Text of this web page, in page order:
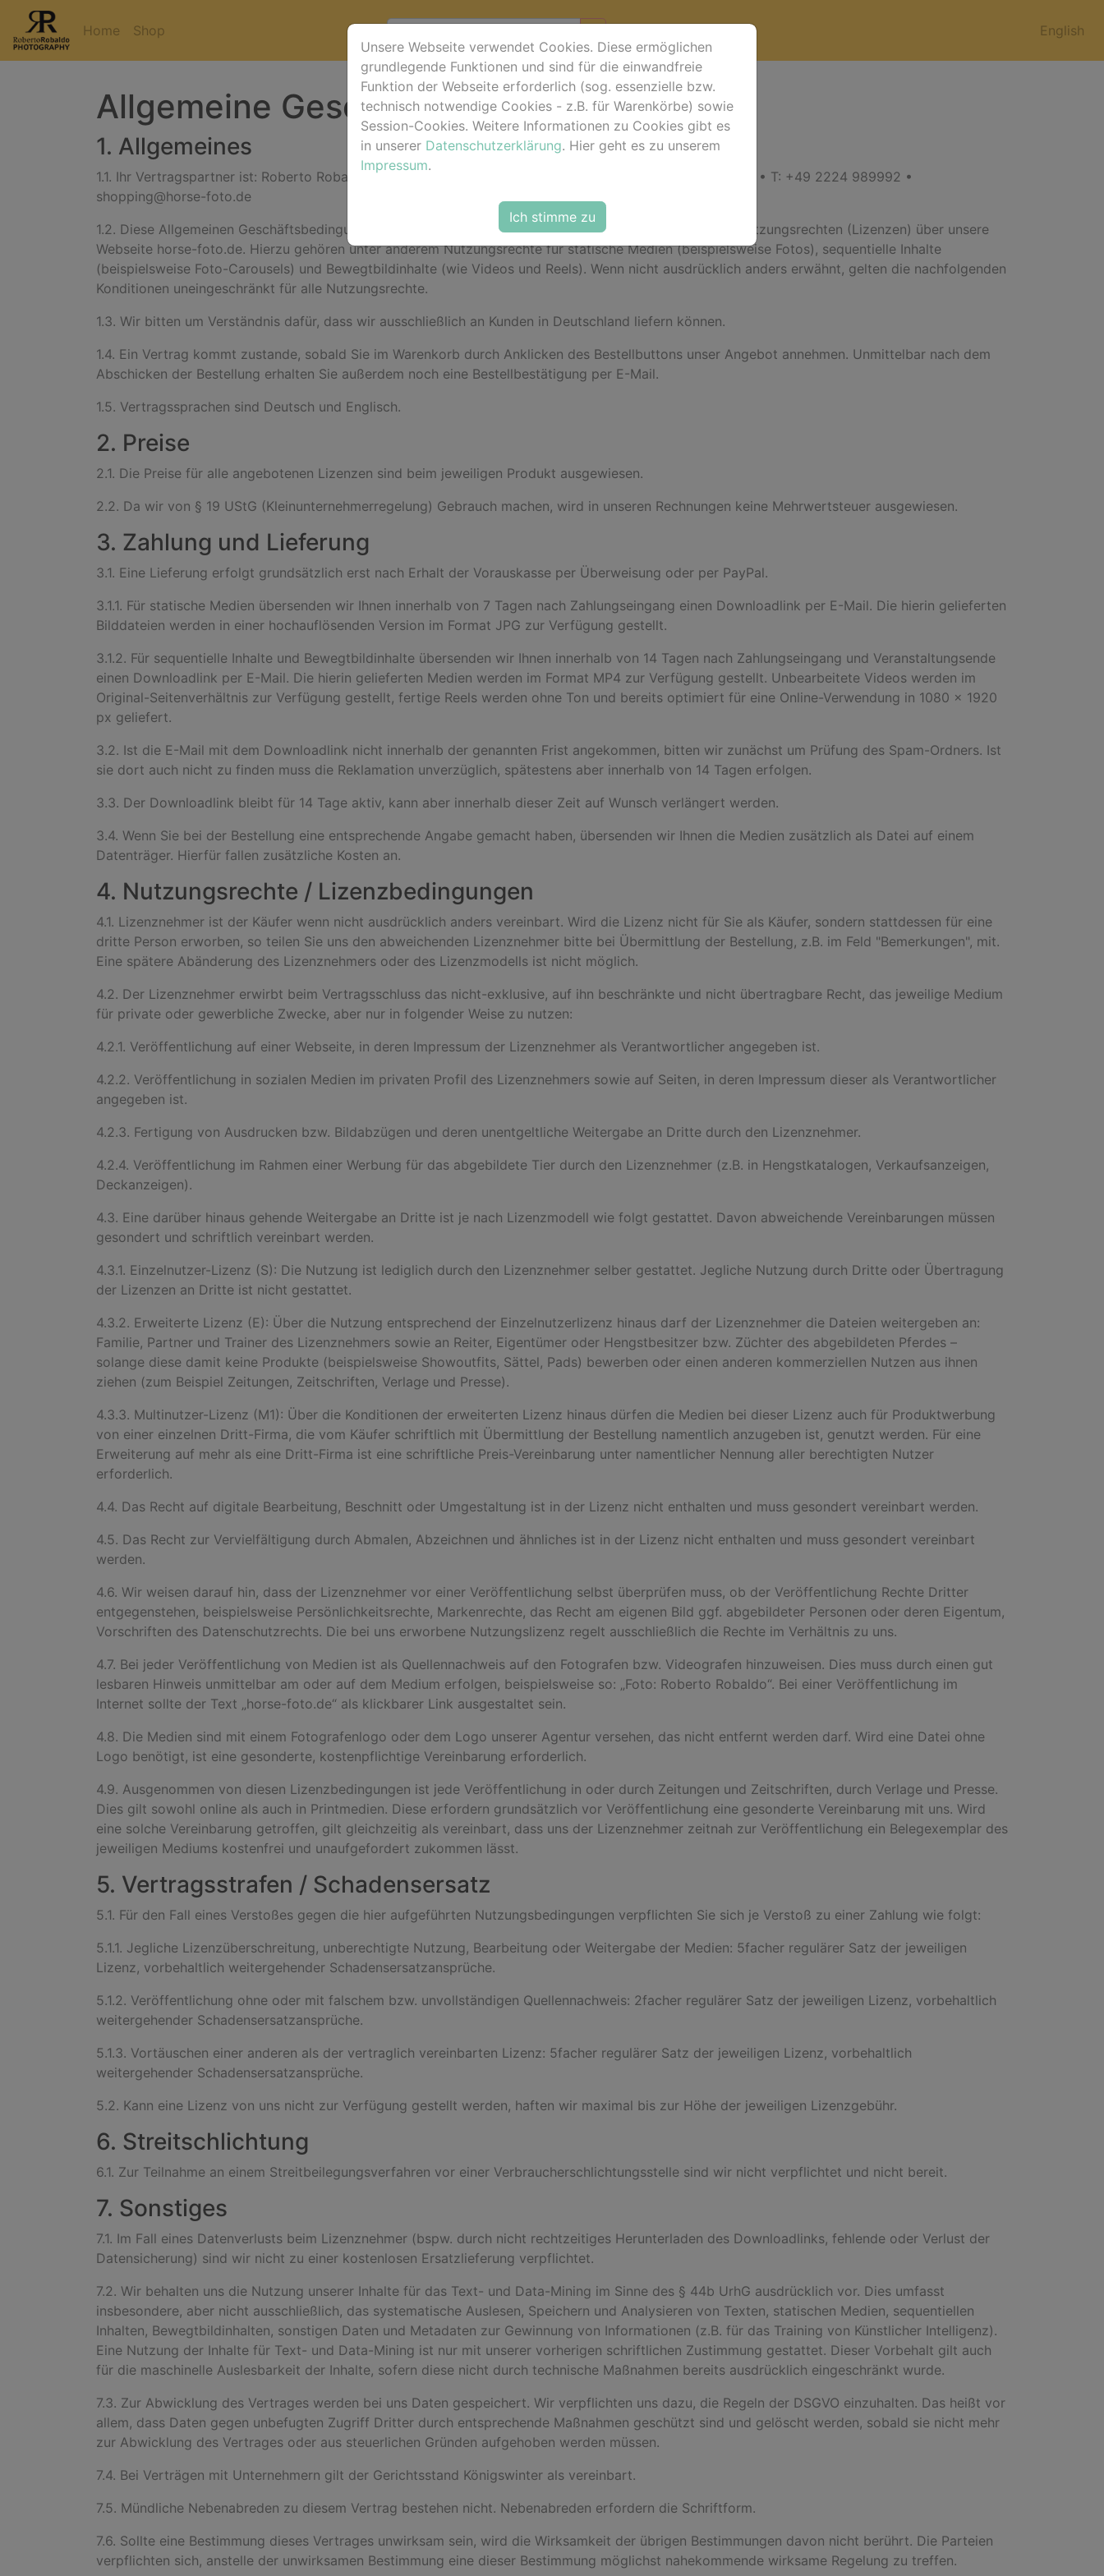
Home Shop English
Allgemeine Geschäftsbedingungen (AGB)
1. Allgemeines
1.1. Ihr Vertragspartner ist: Roberto Robaldo • Aegidienberger Str. 33 • 53604 Bad Honnef - Aegidienberg • T: +49 2224 989992 •
shopping@horse-foto.de
1.2. Diese Allgemeinen Geschäftsbedingungen (im Folgenden AGB genannt) gelten für den Verkauf von Nutzungsrechten (Lizenzen) über unsere
Webseite horse-foto.de. Hierzu gehören unter anderem Nutzungsrechte für statische Medien (beispielsweise Fotos), sequentielle Inhalte
(beispielsweise Foto-Carousels) und Bewegtbildinhalte (wie Videos und Reels). Wenn nicht ausdrücklich anders erwähnt, gelten die nachfolgenden
Konditionen uneingeschränkt für alle Nutzungsrechte.
1.3. Wir bitten um Verständnis dafür, dass wir ausschließlich an Kunden in Deutschland liefern können.
1.4. Ein Vertrag kommt zustande, sobald Sie im Warenkorb durch Anklicken des Bestellbuttons unser Angebot annehmen. Unmittelbar nach dem
Abschicken der Bestellung erhalten Sie außerdem noch eine Bestellbestätigung per E-Mail.
1.5. Vertragssprachen sind Deutsch und Englisch.
2. Preise
2.1. Die Preise für alle angebotenen Lizenzen sind beim jeweiligen Produkt ausgewiesen.
2.2. Da wir von § 19 UStG (Kleinunternehmerregelung) Gebrauch machen, wird in unseren Rechnungen keine Mehrwertsteuer ausgewiesen.
3. Zahlung und Lieferung
3.1. Eine Lieferung erfolgt grundsätzlich erst nach Erhalt der Vorauskasse per Überweisung oder per PayPal.
3.1.1. Für statische Medien übersenden wir Ihnen innerhalb von 7 Tagen nach Zahlungseingang einen Downloadlink per E-Mail. Die hierin gelieferten
Bilddateien werden in einer hochauflösenden Version im Format JPG zur Verfügung gestellt.
3.1.2. Für sequentielle Inhalte und Bewegtbildinhalte übersenden wir Ihnen innerhalb von 14 Tagen nach Zahlungseingang und Veranstaltungsende
einen Downloadlink per E-Mail. Die hierin gelieferten Medien werden im Format MP4 zur Verfügung gestellt. Unbearbeitete Videos werden im
Original-Seitenverhältnis zur Verfügung gestellt, fertige Reels werden ohne Ton und bereits optimiert für eine Online-Verwendung in 1080 x 1920
px geliefert.
3.2. Ist die E-Mail mit dem Downloadlink nicht innerhalb der genannten Frist angekommen, bitten wir zunächst um Prüfung des Spam-Ordners. Ist
sie dort auch nicht zu finden muss die Reklamation unverzüglich, spätestens aber innerhalb von 14 Tagen erfolgen.
3.3. Der Downloadlink bleibt für 14 Tage aktiv, kann aber innerhalb dieser Zeit auf Wunsch verlängert werden.
3.4. Wenn Sie bei der Bestellung eine entsprechende Angabe gemacht haben, übersenden wir Ihnen die Medien zusätzlich als Datei auf einem
Datenträger. Hierfür fallen zusätzliche Kosten an.
4. Nutzungsrechte / Lizenzbedingungen
4.1. Lizenznehmer ist der Käufer wenn nicht ausdrücklich anders vereinbart. Wird die Lizenz nicht für Sie als Käufer, sondern stattdessen für eine
dritte Person erworben, so teilen Sie uns den abweichenden Lizenznehmer bitte bei Übermittlung der Bestellung, z.B. im Feld "Bemerkungen", mit.
Eine spätere Abänderung des Lizenznehmers oder des Lizenzmodells ist nicht möglich.
4.2. Der Lizenznehmer erwirbt beim Vertragsschluss das nicht-exklusive, auf ihn beschränkte und nicht übertragbare Recht, das jeweilige Medium
für private oder gewerbliche Zwecke, aber nur in folgender Weise zu nutzen:
4.2.1. Veröffentlichung auf einer Webseite, in deren Impressum der Lizenznehmer als Verantwortlicher angegeben ist.
4.2.2. Veröffentlichung in sozialen Medien im privaten Profil des Lizenznehmers sowie auf Seiten, in deren Impressum dieser als Verantwortlicher
angegeben ist.
4.2.3. Fertigung von Ausdrucken bzw. Bildabzügen und deren unentgeltliche Weitergabe an Dritte durch den Lizenznehmer.
4.2.4. Veröffentlichung im Rahmen einer Werbung für das abgebildete Tier durch den Lizenznehmer (z.B. in Hengstkatalogen, Verkaufsanzeigen,
Deckanzeigen).
4.3. Eine darüber hinaus gehende Weitergabe an Dritte ist je nach Lizenzmodell wie folgt gestattet. Davon abweichende Vereinbarungen müssen
gesondert und schriftlich vereinbart werden.
4.3.1. Einzelnutzer-Lizenz (S): Die Nutzung ist lediglich durch den Lizenznehmer selber gestattet. Jegliche Nutzung durch Dritte oder Übertragung
der Lizenzen an Dritte ist nicht gestattet.
4.3.2. Erweiterte Lizenz (E): Über die Nutzung entsprechend der Einzelnutzerlizenz hinaus darf der Lizenznehmer die Dateien weitergeben an:
Familie, Partner und Trainer des Lizenznehmers sowie an Reiter, Eigentümer oder Hengstbesitzer bzw. Züchter des abgebildeten Pferdes –
solange diese damit keine Produkte (beispielsweise Showoutfits, Sättel, Pads) bewerben oder einen anderen kommerziellen Nutzen aus ihnen
ziehen (zum Beispiel Zeitungen, Zeitschriften, Verlage und Presse).
4.3.3. Multinutzer-Lizenz (M1): Über die Konditionen der erweiterten Lizenz hinaus dürfen die Medien bei dieser Lizenz auch für Produktwerbung
von einer einzelnen Dritt-Firma, die vom Käufer schriftlich mit Übermittlung der Bestellung namentlich anzugeben ist, genutzt werden. Für eine
Erweiterung auf mehr als eine Dritt-Firma ist eine schriftliche Preis-Vereinbarung unter namentlicher Nennung aller berechtigten Nutzer
erforderlich.
4.4. Das Recht auf digitale Bearbeitung, Beschnitt oder Umgestaltung ist in der Lizenz nicht enthalten und muss gesondert vereinbart werden.
4.5. Das Recht zur Vervielfältigung durch Abmalen, Abzeichnen und ähnliches ist in der Lizenz nicht enthalten und muss gesondert vereinbart
werden.
4.6. Wir weisen darauf hin, dass der Lizenznehmer vor einer Veröffentlichung selbst überprüfen muss, ob der Veröffentlichung Rechte Dritter
entgegenstehen, beispielsweise Persönlichkeitsrechte, Markenrechte, das Recht am eigenen Bild ggf. abgebildeter Personen oder deren Eigentum,
Vorschriften des Datenschutzrechts. Die bei uns erworbene Nutzungslizenz regelt ausschließlich die Rechte im Verhältnis zu uns.
4.7. Bei jeder Veröffentlichung von Medien ist als Quellennachweis auf den Fotografen bzw. Videografen hinzuweisen. Dies muss durch einen gut
lesbaren Hinweis unmittelbar am oder auf dem Medium erfolgen, beispielsweise so: „Foto: Roberto Robaldo“. Bei einer Veröffentlichung im
Internet sollte der Text „horse-foto.de“ als klickbarer Link ausgestaltet sein.
4.8. Die Medien sind mit einem Fotografenlogo oder dem Logo unserer Agentur versehen, das nicht entfernt werden darf. Wird eine Datei ohne
Logo benötigt, ist eine gesonderte, kostenpflichtige Vereinbarung erforderlich.
4.9. Ausgenommen von diesen Lizenzbedingungen ist jede Veröffentlichung in oder durch Zeitungen und Zeitschriften, durch Verlage und Presse.
Dies gilt sowohl online als auch in Printmedien. Diese erfordern grundsätzlich vor Veröffentlichung eine gesonderte Vereinbarung mit uns. Wird
eine solche Vereinbarung getroffen, gilt gleichzeitig als vereinbart, dass uns der Lizenznehmer zeitnah zur Veröffentlichung ein Belegexemplar des
jeweiligen Mediums kostenfrei und unaufgefordert zukommen lässt.
5. Vertragsstrafen / Schadensersatz
5.1. Für den Fall eines Verstoßes gegen die hier aufgeführten Nutzungsbedingungen verpflichten Sie sich je Verstoß zu einer Zahlung wie folgt:
5.1.1. Jegliche Lizenzüberschreitung, unberechtigte Nutzung, Bearbeitung oder Weitergabe der Medien: 5facher regulärer Satz der jeweiligen
Lizenz, vorbehaltlich weitergehender Schadensersatzansprüche.
5.1.2. Veröffentlichung ohne oder mit falschem bzw. unvollständigen Quellennachweis: 2facher regulärer Satz der jeweiligen Lizenz, vorbehaltlich
weitergehender Schadensersatzansprüche.
5.1.3. Vortäuschen einer anderen als der vertraglich vereinbarten Lizenz: 5facher regulärer Satz der jeweiligen Lizenz, vorbehaltlich
weitergehender Schadensersatzansprüche.
5.2. Kann eine Lizenz von uns nicht zur Verfügung gestellt werden, haften wir maximal bis zur Höhe der jeweiligen Lizenzgebühr.
6. Streitschlichtung
6.1. Zur Teilnahme an einem Streitbeilegungsverfahren vor einer Verbraucherschlichtungsstelle sind wir nicht verpflichtet und nicht bereit.
7. Sonstiges
7.1. Im Fall eines Datenverlusts beim Lizenznehmer (bspw. durch nicht rechtzeitiges Herunterladen des Downloadlinks, fehlende oder Verlust der
Datensicherung) sind wir nicht zu einer kostenlosen Ersatzlieferung verpflichtet.
7.2. Wir behalten uns die Nutzung unserer Inhalte für das Text- und Data-Mining im Sinne des § 44b UrhG ausdrücklich vor. Dies umfasst
insbesondere, aber nicht ausschließlich, das systematische Auslesen, Speichern und Analysieren von Texten, statischen Medien, sequentiellen
Inhalten, Bewegtbildinhalten, sonstigen Daten und Metadaten zur Gewinnung von Informationen (z.B. für das Training von Künstlicher Intelligenz).
Eine Nutzung der Inhalte für Text- und Data-Mining ist nur mit unserer vorherigen schriftlichen Zustimmung gestattet. Dieser Vorbehalt gilt auch
für die maschinelle Auslesbarkeit der Inhalte, sofern diese nicht durch technische Maßnahmen bereits ausdrücklich eingeschränkt wurde.
7.3. Zur Abwicklung des Vertrages werden bei uns Daten gespeichert. Wir verpflichten uns dazu, die Regeln der DSGVO einzuhalten. Das heißt vor
allem, dass Daten gegen unbefugten Zugriff Dritter durch entsprechende Maßnahmen geschützt sind und gelöscht werden, sobald sie nicht mehr
zur Abwicklung des Vertrages oder aus steuerlichen Gründen aufgehoben werden müssen.
7.4. Bei Verträgen mit Unternehmern gilt der Gerichtsstand Königswinter als vereinbart.
7.5. Mündliche Nebenabreden zu diesem Vertrag bestehen nicht. Nebenabreden erfordern die Schriftform.
7.6. Sollte eine Bestimmung dieses Vertrages unwirksam sein, wird die Wirksamkeit der übrigen Bestimmungen davon nicht berührt. Die Parteien
verpflichten sich, anstelle der unwirksamen Bestimmung eine dieser Bestimmung möglichst nahekommende wirksame Regelung zu treffen.
Unsere Webseite verwendet Cookies. Diese ermöglichen
grundlegende Funktionen und sind für die einwandfreie
Funktion der Webseite erforderlich (sog. essenzielle bzw.
technisch notwendige Cookies - z.B. für Warenkörbe) sowie
Session-Cookies. Weitere Informationen zu Cookies gibt es
in unserer Datenschutzerklärung. Hier geht es zu unserem
Impressum.
Ich stimme zu